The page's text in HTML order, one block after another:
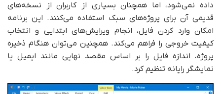
داده نمی‌شود، اما همچنان بسیاری از کاربران از نسخه‌های
قدیمی آن برای پروژه‌های سبک استفاده می‌کنند. این برنامه
امکان وارد کردن فایل، انجام ویرایش‌های ابتدایی و انتخاب
کیفیت خروجی را فراهم می‌کند. همچنین می‌توان هنگام ذخیره
پروژه، اندازه فایل را بر اساس مقصد نهایی مانند ایمیل یا
نمایشگر رایانه تنظیم کرد.